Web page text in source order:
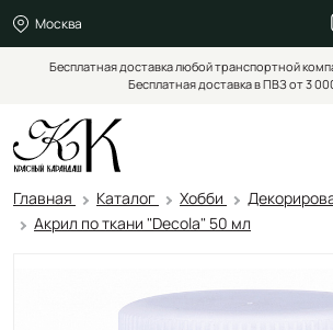
Москва
Бесплатная доставка любой транспортной
Бесплатная доставка в ПВЗ от 3
Главная Каталог Хобби
Акрил по ткани "Decola" 50 мл